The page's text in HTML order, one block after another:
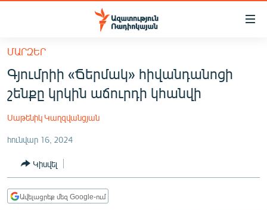
Մատչելիության
հիմնական
բովանդակությանը
Անցնել
հիմնական
մենյուին
ՀԱՅԱՍՏԱՆ
ՔԱՂԱՔԱԿԱՆ
ԸՆՏՐՈՒԹՅՈՒՆՆԵՐ 2026
ԻՐԱՎՈՒՆՔ
ՀԱՍԱՐԱԿՈՒԹՅՈՒՆ
ՏՆՏԵՍՈՒԹՅՈՒՆ
ՄԱՐԶԵՐ
Գյումրիի «Ճերմակ» հիվանդանոցի
շենքը կրկին աճուրդի կհանվի
Սաթենիկ Կաղզվանցյան
հունվար 16, 2024
Կիսվել
Ավելացրեք մեզ Google-ում